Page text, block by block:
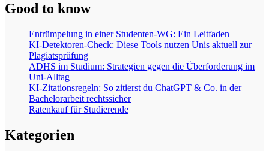
Good to know
Entrümpelung in einer Studenten-WG: Ein Leitfaden
KI-Detektoren-Check: Diese Tools nutzen Unis aktuell zur
Plagiatsprüfung
ADHS im Studium: Strategien gegen die Überforderung im
Uni-Alltag
KI-Zitationsregeln: So zitierst du ChatGPT & Co. in der
Bachelorarbeit rechtssicher
Ratenkauf für Studierende
Kategorien